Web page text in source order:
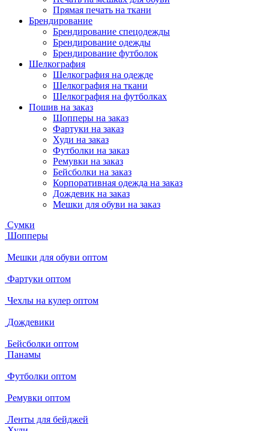
Прямая печать на ткани
Брендирование
Брендирование спецодежды
Брендирование одежды
Брендирование футболок
Шелкография
Шелкография на одежде
Шелкография на ткани
Шелкография на футболках
Пошив на заказ
Шопперы на заказ
Фартуки на заказ
Худи на заказ
Футболки на заказ
Ремувки на заказ
Бейсболки на заказ
Корпоративная одежда на заказ
Дождевик на заказ
Мешки для обуви на заказ
Сумки
Шопперы
Мешки для обуви оптом
Фартуки оптом
Чехлы на кулер оптом
Дождевики
Бейсболки оптом
Панамы
Футболки оптом
Ремувки оптом
Ленты для бейджей